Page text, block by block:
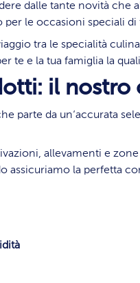
dalle tante novità
le occasioni speciali di
tra le specialità
te e la tua famiglia la
il nostro
parte da un‘accurata
allevamenti e
assicuriamo la perfetta